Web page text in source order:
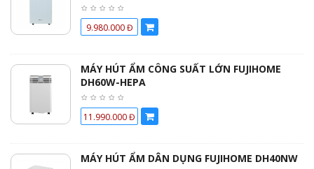
9.980.000 Đ
MÁY HÚT ẨM CÔNG SUẤT LỚN FUJIHOME
DH60W-HEPA
11.990.000 Đ
MÁY HÚT ẨM DÂN DỤNG FUJIHOME DH40NW